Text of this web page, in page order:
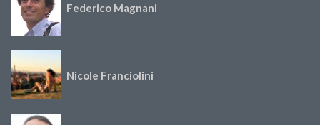
Federico Magnani
Nicole Franciolini